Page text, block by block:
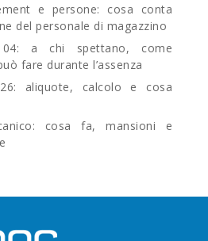
e persone: cosa conta
del personale di magazzino
a chi spettano, come
fare durante l’assenza
aliquote, calcolo e cosa
cosa fa, mansioni e